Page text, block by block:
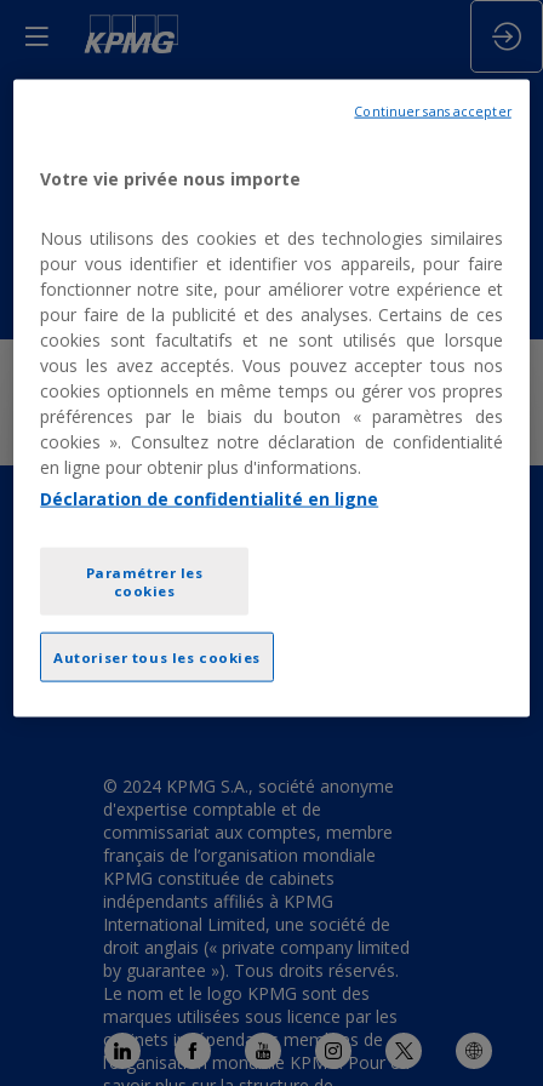
PRENDRE EN
CHARGE
L'INSCRIPTION DE
MES CLIENTS
Les inscriptions sont closes.
gestion des données
Paramétrer les cookies
© 2024 KPMG S.A., société anonyme
d'expertise comptable et de
commissariat aux comptes, membre
français de l’organisation mondiale
KPMG constituée de cabinets
indépendants affiliés à KPMG
International Limited, une société de
droit anglais (« private company limited
by guarantee »). Tous droits réservés.
Le nom et le logo KPMG sont des
marques utilisées sous licence par les
cabinets indépendants membres de
l’organisation mondiale KPMG. Pour en
Votre vie privée nous importe
Nous utilisons des cookies et des technologies similaires
pour vous identifier et identifier vos appareils, pour faire
fonctionner notre site, pour améliorer votre expérience et
pour faire de la publicité et des analyses. Certains de ces
cookies sont facultatifs et ne sont utilisés que lorsque
vous les avez acceptés. Vous pouvez accepter tous nos
cookies optionnels en même temps ou gérer vos propres
préférences par le biais du bouton « paramètres des
cookies ». Consultez notre déclaration de confidentialité
en ligne pour obtenir plus d'informations.
Déclaration de confidentialité en ligne
Autoriser tous les cookies
Paramétrer les
cookies
Continuer sans accepter